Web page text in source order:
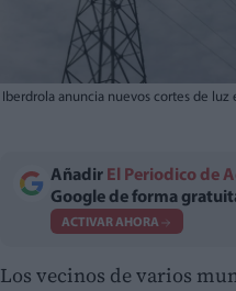
Iberdrola anuncia nuevos cortes de
Añadir El Periodico de
Google de forma
ACTIVAR AHORA
Los vecinos de varios